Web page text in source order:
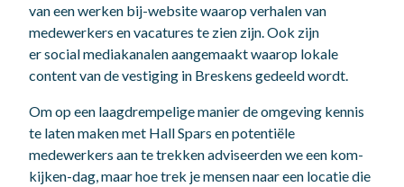
van een werken bij-website waarop verhalen van
medewerkers en vacatures te zien zijn. Ook zijn
er social mediakanalen aangemaakt waarop lokale
content van de vestiging in Breskens gedeeld wordt.
Om op een laagdrempelige manier de omgeving kennis
te laten maken met Hall Spars en potentiële
medewerkers aan te trekken adviseerden we een kom-
kijken-dag, maar hoe trek je mensen naar een locatie die